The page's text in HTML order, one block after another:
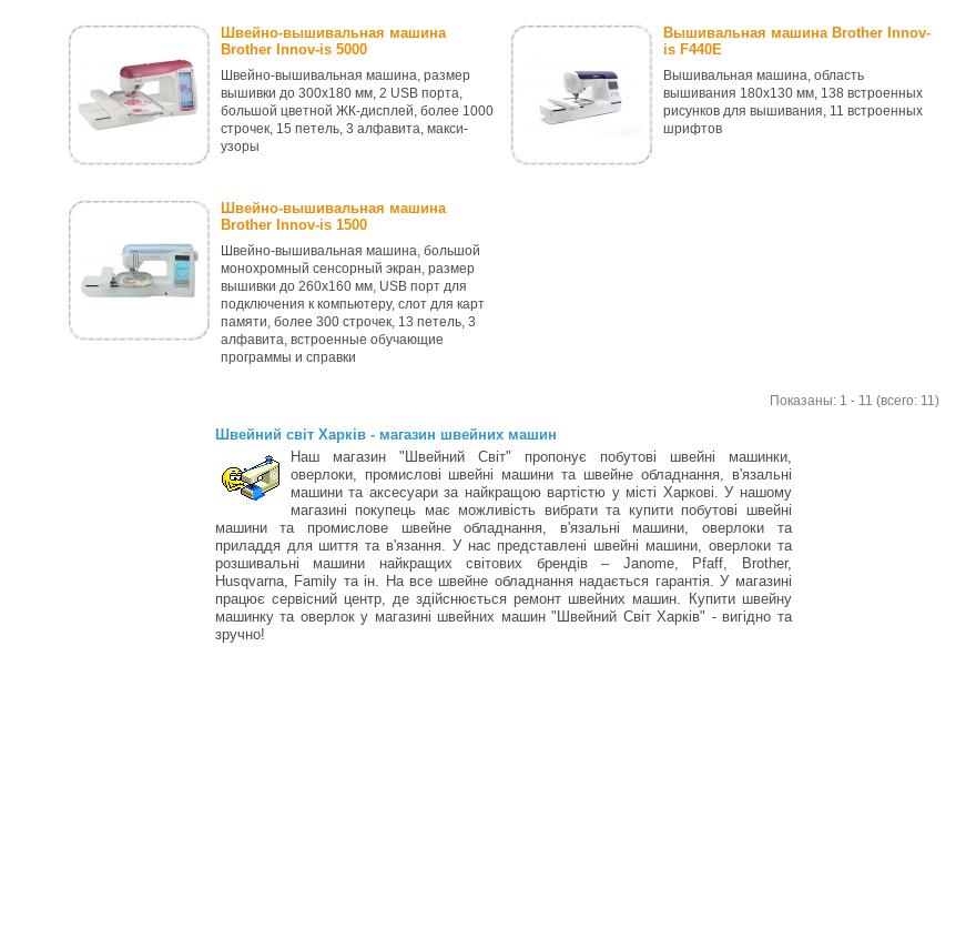
Швейно-вышивальная машина
Brother Innov-is 5000
Швейно-вышивальная машина, размер
вышивки до 300x180 мм, 2 USB порта,
большой цветной ЖК-дисплей, более 1000
строчек, 15 петель, 3 алфавита, макси-
узоры
Вышивальная машина Brother Innov-
is F440E
Вышивальная машина, область
вышивания 180х130 мм, 138 встроенных
рисунков для вышивания, 11 встроенных
шрифтов
Швейно-вышивальная машина
Brother Innov-is 1500
Швейно-вышивальная машина, большой
монохромный сенсорный экран, размер
вышивки до 260x160 мм, USB порт для
подключения к компьютеру, слот для карт
памяти, более 300 строчек, 13 петель, 3
алфавита, встроенные обучающие
программы и справки
Показаны: 1 - 11 (всего: 11)
Швейний світ Харків - магазин швейних машин
Наш магазин "Швейний Світ" пропонує побутові швейні машинки,
оверлоки, промислові швейні машини та швейне обладнання, в'язальні
машини та аксесуари за найкращою вартістю у місті Харкові. У нашому
магазині покупець має можливість вибрати та купити побутові швейні
машини та промислове швейне обладнання, в'язальні машини, оверлоки та
приладдя для шиття та в'язання. У нас представлені швейні машини, оверлоки та
розшивальні машини найкращих світових брендів – Janome, Pfaff, Brother,
Husqvarna, Family та ін. На все швейне обладнання надається гарантія. У магазині
працює сервісний центр, де здійснюється ремонт швейних машин. Купити швейну
машинку та оверлок у магазині швейних машин "Швейний Світ Харків" - вигідно та
зручно!